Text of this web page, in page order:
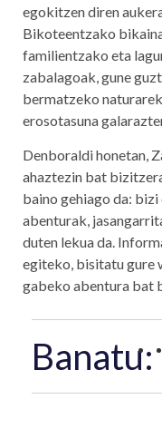
egokitzen diren
Bikoteentzako
familientzako eta
zabalagoak, gune
bermatzeko
erosotasuna
Denboraldi honetan,
ahaztezin bat
baino gehiago da:
abenturak,
duten lekua da.
egiteko, bisitatu gure
gabeko abentura bat
Banatu: